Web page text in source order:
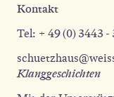
Kontakt
Tel: + 49 (0) 3443 -
Klanggeschichten